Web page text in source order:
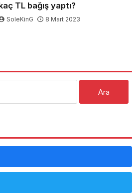
TL bağış yaptı?
SoleKinG 8 Mart 2023